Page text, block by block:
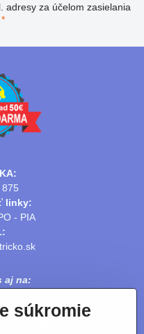
adresy za účelom zasielania
*
linky:
- PIA
aj na:
súkromie